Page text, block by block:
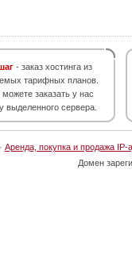
- заказ хостинга из
тарифных планов.
заказать у нас
выделенного сервера.
Аренда, покупка и продажа IP-
Домен